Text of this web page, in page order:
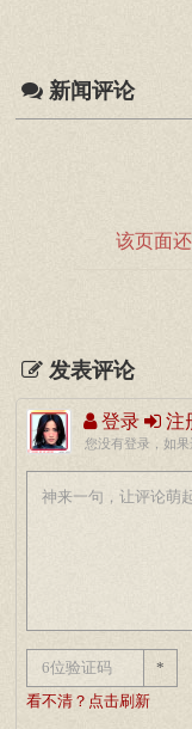
新闻评论
该页面
发表评论
登录 注
您没有登录，如
*
看不清？点击刷新